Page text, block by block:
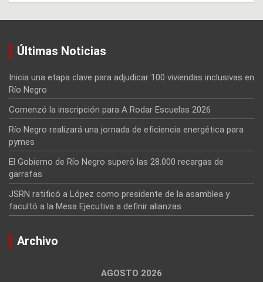
Últimas Noticias
Inicia una etapa clave para adjudicar 100 viviendas inclusivas en
Río Negro
Comenzó la inscripción para A Rodar Escuelas 2026
Río Negro realizará una jornada de eficiencia energética para
pymes
El Gobierno de Río Negro superó las 28.000 recargas de
garrafas
JSRN ratificó a López como presidente de la asamblea y
facultó a la Mesa Ejecutiva a definir alianzas
Archivo
AGOSTO 2026